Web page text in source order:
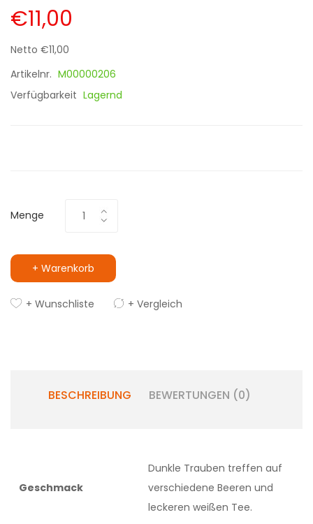
€11,00
Netto €11,00
Artikelnr. M00000206
Verfügbarkeit Lagernd
Menge
+ Warenkorb
+ Wunschliste + Vergleich
BESCHREIBUNG BEWERTUNGEN (0)
Geschmack
Dunkle Trauben treffen auf
verschiedene Beeren und
leckeren weißen Tee.